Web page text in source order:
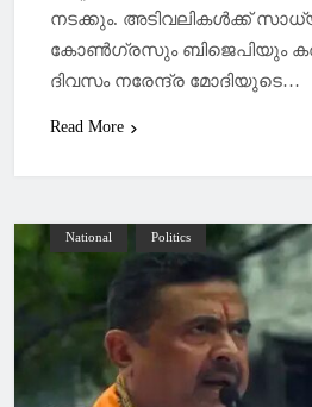
നടക്കും. അടിവലികള്‍ക്ക്
കോണ്‍ഗ്രസും ബിജെപിയും
ദിവസം നരേന്ദ്ര മോദിയുടെ…
Read More
National Politics